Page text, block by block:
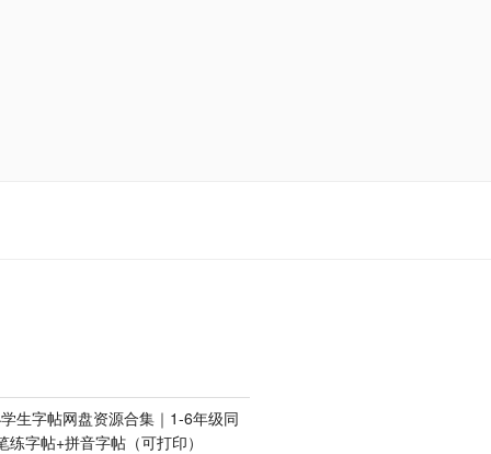
生字帖网盘资源合集｜1-6年级同
字帖+拼音字帖（可打印）